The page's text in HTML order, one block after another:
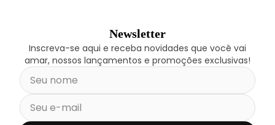
Newsletter
Inscreva-se aqui e receba novidades que você vai
amar, nossos lançamentos e promoções exclusivas!